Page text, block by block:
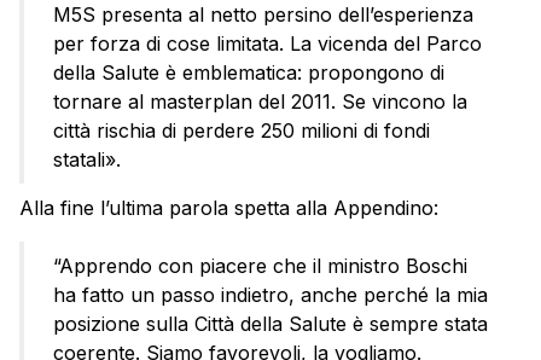
M5S presenta al netto persino dell’esperienza
per forza di cose limitata. La vicenda del Parco
della Salute è emblematica: propongono di
tornare al masterplan del 2011. Se vincono la
città rischia di perdere 250 milioni di fondi
statali».
Alla fine l’ultima parola spetta alla Appendino:
“Apprendo con piacere che il ministro Boschi
ha fatto un passo indietro, anche perché la mia
posizione sulla Città della Salute è sempre stata
coerente. Siamo favorevoli, la vogliamo.